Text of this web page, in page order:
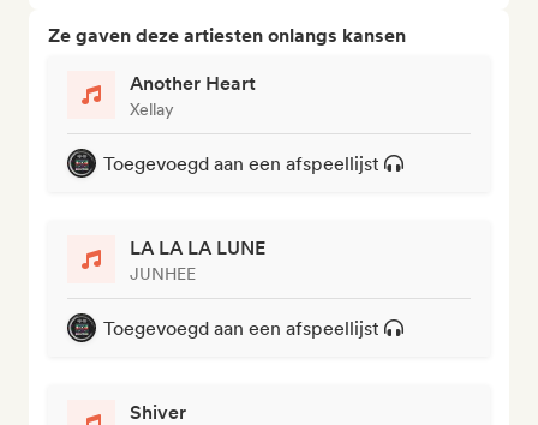
Ze gaven deze artiesten onlangs kansen
Another Heart
Xellay
Toegevoegd aan een afspeellijst
LA LA LA LUNE
JUNHEE
Toegevoegd aan een afspeellijst
Shiver